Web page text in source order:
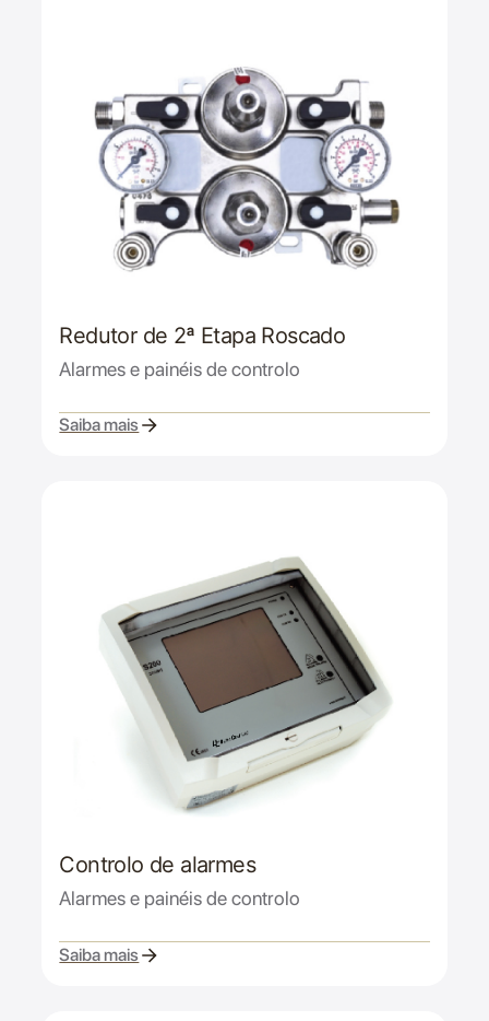
Redutor de 2ª Etapa Roscado
Alarmes e painéis de controlo
Saiba mais
Controlo de alarmes
Alarmes e painéis de controlo
Saiba mais